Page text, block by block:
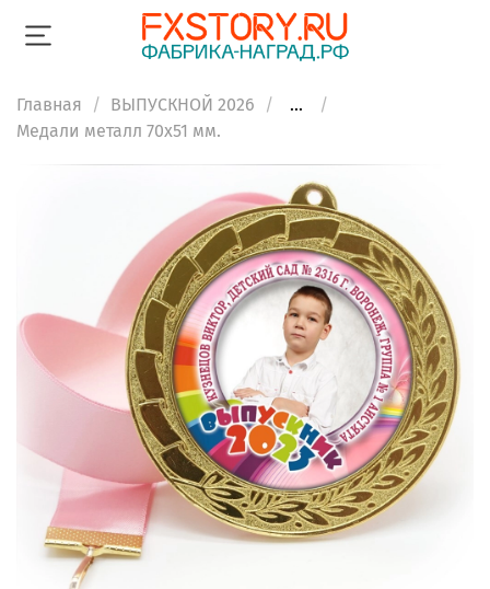
Главная ВЫПУСКНОЙ 2026
...
Медали металл 70х51 мм.